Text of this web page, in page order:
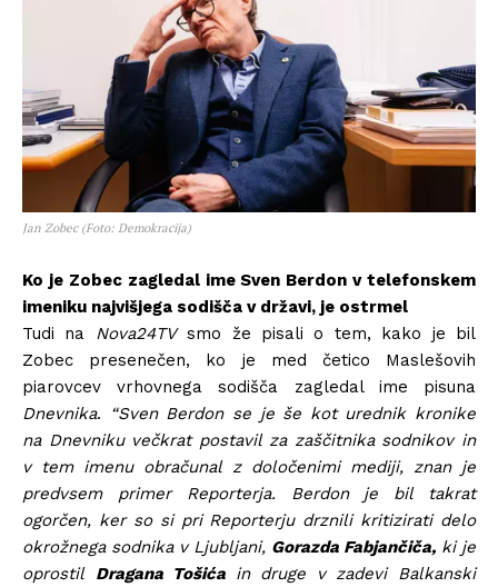
Jan Zobec (Foto: Demokracija)
Ko je Zobec zagledal ime Sven Berdon v telefonskem
imeniku najvišjega sodišča v državi, je ostrmel
Tudi na Nova24TVsmo že pisali o tem, kako je bil
Zobec presenečen, ko je med četico Maslešovih
piarovcev vrhovnega sodišča zagledal ime pisuna
Dnevnika. “Sven Berdon se je še kot urednik kronike
na Dnevniku večkrat postavil za zaščitnika sodnikov in
v tem imenu obračunal z določenimi mediji, znan je
predvsem primer Reporterja. Berdon je bil takrat
ogorčen, ker so si pri Reporterju drznili kritizirati delo
okrožnega sodnika v Ljubljani, Gorazda Fabjančiča, ki je
oprostil Dragana Tošića in druge v zadevi Balkanski